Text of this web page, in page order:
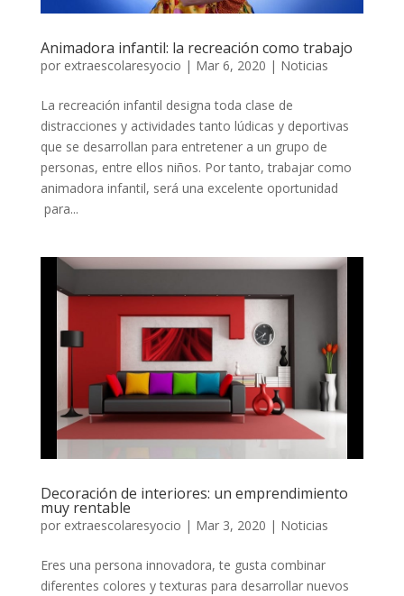
Animadora infantil: la recreación como trabajo
por extraescolaresyocio | Mar 6, 2020 | Noticias
La recreación infantil designa toda clase de
distracciones y actividades tanto lúdicas y deportivas
que se desarrollan para entretener a un grupo de
personas, entre ellos niños. Por tanto, trabajar como
animadora infantil, será una excelente oportunidad
para...
Decoración de interiores: un emprendimiento
muy rentable
por extraescolaresyocio | Mar 3, 2020 | Noticias
Eres una persona innovadora, te gusta combinar
diferentes colores y texturas para desarrollar nuevos